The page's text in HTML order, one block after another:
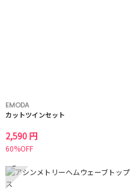
EMODA
カットツインセット
2,590 円
60%OFF
8